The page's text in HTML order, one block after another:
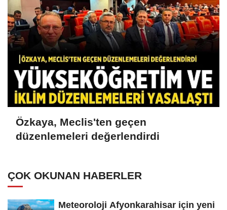
Özkaya, Meclis'ten geçen
düzenlemeleri değerlendirdi
ÇOK OKUNAN HABERLER
Meteoroloji Afyonkarahisar için yeni